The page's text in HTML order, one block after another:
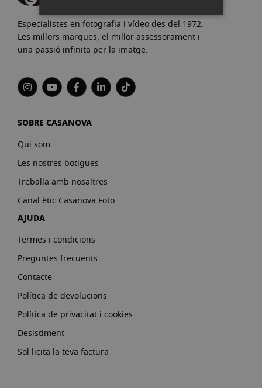
Especialistes en fotografia i vídeo des del 1972.
Les millors marques, el millor assessorament i
una passió infinita per la imatge.
SOBRE CASANOVA
Qui som
Les nostres botigues
Treballa amb nosaltres
Canal ètic Casanova Foto
AJUDA
Termes i condicions
Preguntes frecuents
Contacte
Política de devolucions
Política de privacitat i cookies
Desistiment
Sol·licita la teva factura